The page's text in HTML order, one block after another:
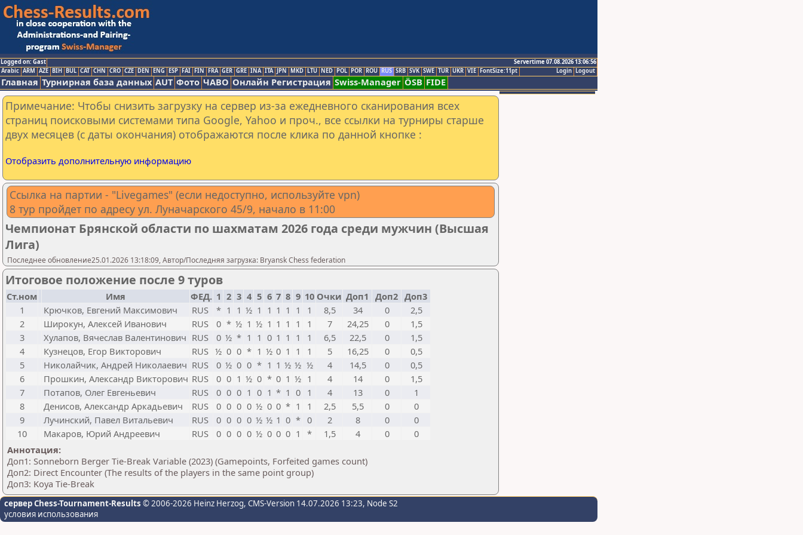
Logged on: Gast
Servertime 07.08.2026 13:06:56
Logout
Login
Arabic ARM AZE BIH BUL CAT CHN CRO CZE DEN ENG ESP FAI FIN FRA GER GRE INA ITA JPN MKD LTU NED POL POR ROU RUS SRB SVK SWE TUR UKR VIE FontSize:11pt
Главная Турнирная база данных AUT Фото ЧАВО Онлайн Регистрация Swiss-Manager ÖSB FIDE
Примечание: Чтобы снизить загрузку на сервер из-за ежедневного сканирования всех
страниц поисковыми системами типа Google, Yahoo и проч., все ссылки на турниры старше
двух месяцев (с даты окончания) отображаются после клика по данной кнопке :
Отобразить дополнительную информацию
Ссылка на партии - "Livegames" (если недоступно, используйте vpn)
8 тур пройдет по адресу ул. Луначарского 45/9, начало в 11:00
Чемпионат Брянской области по шахматам 2026 года среди мужчин (Высшая
Лига)
Последнее обновление25.01.2026 13:18:09, Автор/Последняя загрузка: Bryansk Chess federation
Итоговое положение после 9 туров
Ст.ном Имя ФЕД. 1 2 3 4 5 6 7 8 9 10 Очки Доп1 Доп2 Доп3
1
Крючков, Евгений Максимович RUS * 1 1 ½ 1 1 1 1 1 1 8,5 34 0
2,5
2
Широкун, Алексей Иванович RUS 0 * ½ 1 ½ 1 1 1 1 1 7 24,25 0
1,5
3
Хулапов, Вячеслав Валентинович RUS 0 ½ * 1 1 0 1 1 1 1 6,5 22,5 0
1,5
4
Кузнецов, Егор Викторович RUS ½ 0 0 * 1 ½ 0 1 1 1 5 16,25 0
0,5
5
Николайчик, Андрей Николаевич RUS 0 ½ 0 0 * 1 1 ½ ½ ½ 4 14,5 0
0,5
6
Прошкин, Александр Викторович RUS 0 0 1 ½ 0 * 0 1 ½ 1 4 14 0
1,5
7
Потапов, Олег Евгеньевич RUS 0 0 0 1 0 1 * 1 0 1 4 13 0
1
8
Денисов, Александр Аркадьевич RUS 0 0 0 0 ½ 0 0 * 1 1 2,5 5,5 0
0
9
Лучинский, Павел Витальевич RUS 0 0 0 0 ½ ½ 1 0 * 0 2 8 0
0
10
Макаров, Юрий Андреевич RUS 0 0 0 0 ½ 0 0 0 1 * 1,5 4 0
0
Аннотация:
Доп1: Sonneborn Berger Tie-Break Variable (2023) (Gamepoints, Forfeited games count)
Доп2: Direct Encounter (The results of the players in the same point group)
Доп3: Koya Tie-Break
сервер Chess-Tournament-Results © 2006-2026 Heinz Herzog, CMS-Version 14.07.2026 13:23, Node S2
условия использования